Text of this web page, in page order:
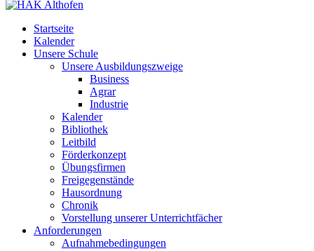
Startseite
Kalender
Unsere Schule
Unsere Ausbildungszweige
Business
Agrar
Industrie
Kalender
Bibliothek
Leitbild
Förderkonzept
Übungsfirmen
Freigegenstände
Hausordnung
Chronik
Vorstellung unserer Unterrichtfächer
Anforderungen
Aufnahmebedingungen